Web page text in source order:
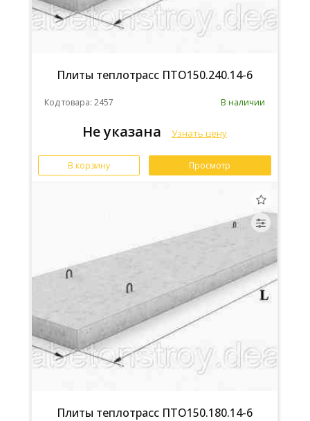
Плиты теплотрасс ПТО150.240.14-6
Код товара: 2457 В наличии
Не указана Узнать цену
В корзину Просмотр
Плиты теплотрасс ПТО150.180.14-6